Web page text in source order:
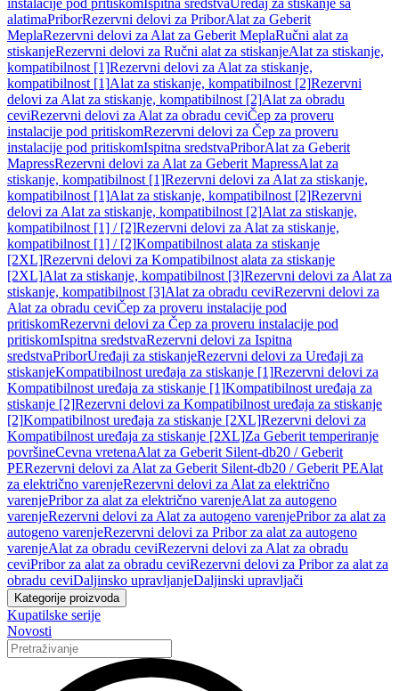
instalacije pod pritiskomIspitna sredstvaUređaj za stiskanje sa
alatimaPriborRezervni delovi za PriborAlat za Geberit
MeplaRezervni delovi za Alat za Geberit MeplaRučni alat za
stiskanjeRezervni delovi za Ručni alat za stiskanjeAlat za stiskanje,
kompatibilnost [1]Rezervni delovi za Alat za stiskanje,
kompatibilnost [1]Alat za stiskanje, kompatibilnost [2]Rezervni
delovi za Alat za stiskanje, kompatibilnost [2]Alat za obradu
ceviRezervni delovi za Alat za obradu ceviČep za proveru
instalacije pod pritiskomRezervni delovi za Čep za proveru
instalacije pod pritiskomIspitna sredstvaPriborAlat za Geberit
MapressRezervni delovi za Alat za Geberit MapressAlat za
stiskanje, kompatibilnost [1]Rezervni delovi za Alat za stiskanje,
kompatibilnost [1]Alat za stiskanje, kompatibilnost [2]Rezervni
delovi za Alat za stiskanje, kompatibilnost [2]Alat za stiskanje,
kompatibilnost [1] / [2]Rezervni delovi za Alat za stiskanje,
kompatibilnost [1] / [2]Kompatibilnost alata za stiskanje
[2XL]Rezervni delovi za Kompatibilnost alata za stiskanje
[2XL]Alat za stiskanje, kompatibilnost [3]Rezervni delovi za Alat za
stiskanje, kompatibilnost [3]Alat za obradu ceviRezervni delovi za
Alat za obradu ceviČep za proveru instalacije pod
pritiskomRezervni delovi za Čep za proveru instalacije pod
pritiskomIspitna sredstvaRezervni delovi za Ispitna
sredstvaPriborUređaji za stiskanjeRezervni delovi za Uređaji za
stiskanjeKompatibilnost uređaja za stiskanje [1]Rezervni delovi za
Kompatibilnost uređaja za stiskanje [1]Kompatibilnost uređaja za
stiskanje [2]Rezervni delovi za Kompatibilnost uređaja za stiskanje
[2]Kompatibilnost uređaja za stiskanje [2XL]Rezervni delovi za
Kompatibilnost uređaja za stiskanje [2XL]Za Geberit temperiranje
površineCevna vretenaAlat za Geberit Silent-db20 / Geberit
PERezervni delovi za Alat za Geberit Silent-db20 / Geberit PEAlat
za električno varenjeRezervni delovi za Alat za električno
varenjePribor za alat za električno varenjeAlat za autogeno
varenjeRezervni delovi za Alat za autogeno varenjePribor za alat za
autogeno varenjeRezervni delovi za Pribor za alat za autogeno
varenjeAlat za obradu ceviRezervni delovi za Alat za obradu
ceviPribor za alat za obradu ceviRezervni delovi za Pribor za alat za
obradu ceviDaljinsko upravljanjeDaljinski upravljači
Kategorije proizvoda
Kupatilske serije
Novosti